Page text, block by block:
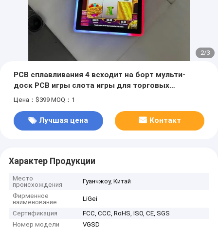
2/3
PCB сплавливания 4 всходит на борт мульти-
доск PCB игры слота игры для торговых
автоматов поддерживает цифров Ideck
Цена：$399 MOQ：1
Лучшая цена Контакт
Характер Продукции
Место
происхождения
Гуанчжоу, Китай
Фирменное
наименование
LiGei
Сертификация
FCC, CCC, RoHS, ISO, CE, SGS
Номер модели
VGSD